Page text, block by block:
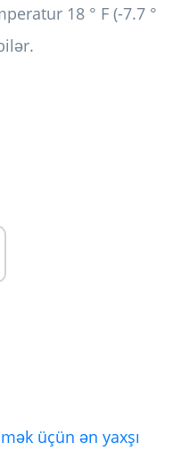
18 ° F (-7.7 °
üçün ən yaxşı